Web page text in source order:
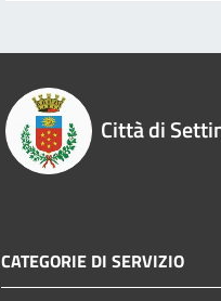
Città di
CATEGORIE DI SERVIZIO